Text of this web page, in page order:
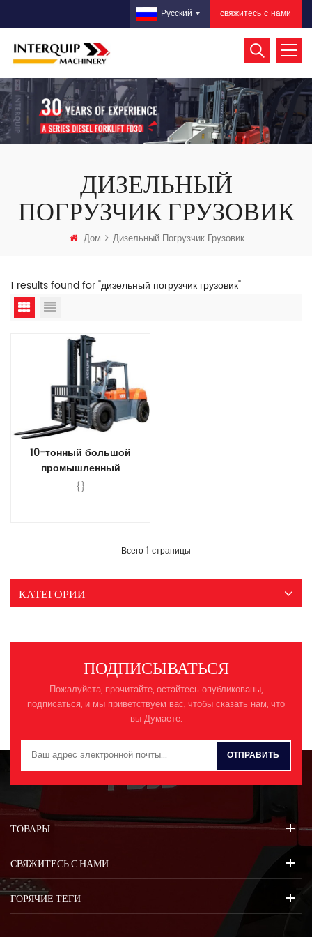
свяжитесь с нами
Русский
ДИЗЕЛЬНЫЙ
ПОГРУЗЧИК ГРУЗОВИК
Дом Дизельный Погрузчик Грузовик
1 results found for "дизельный погрузчик грузовик"
10-тонный большой
промышленный
дизельный вилочный
{}
Всего 1 страницы
КАТЕГОРИИ
ПОДПИСЫВАТЬСЯ
Пожалуйста, прочитайте, остайтесь опубликованы,
подписаться, и мы приветствуем вас, чтобы сказать нам, что
вы Думаете.
ТОВАРЫ
СВЯЖИТЕСЬ С НАМИ
ГОРЯЧИЕ ТЕГИ